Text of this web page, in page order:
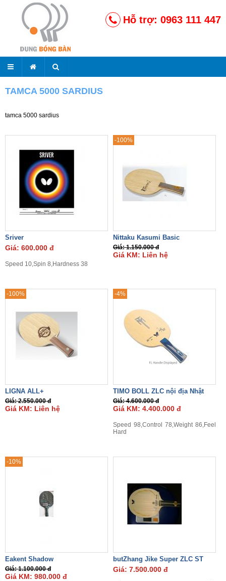
Hỗ trợ: 0963 111 447
TAMCA 5000 SARDIUS
tamca 5000 sardius
Sriver
Giá: 600.000 đ
Speed 10,Spin 8,Hardness 38
-100%
Nittaku Kasumi Basic
Giá: 1.150.000 đ
Giá KM: Liên hệ
-100%
LIGNA ALL+
Giá: 2.550.000 đ
Giá KM: Liên hệ
-4%
TIMO BOLL ZLC nội địa Nhật
Giá: 4.600.000 đ
Giá KM: 4.400.000 đ
Speed 98,Control 78,Weight 86,Feel
Hard
-10%
Eakent Shadow
Giá: 1.100.000 đ
Giá KM: 980.000 đ
butZhang Jike Super ZLC ST
Giá: 7.500.000 đ